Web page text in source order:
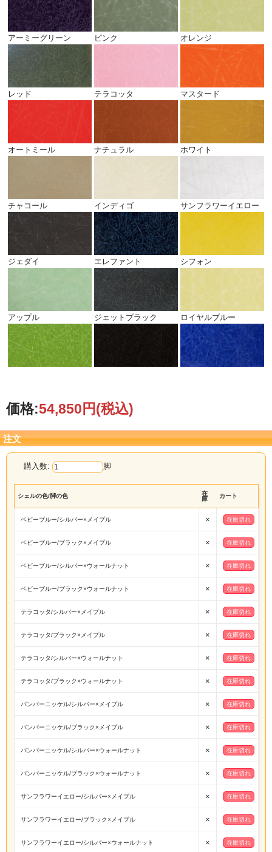
アーミーグリーン ピンク オレンジ
レッド テラコッタ マスタード
オートミール ナチュラル ホワイト
チャコール インディゴ サンフラワーイエロー
ジェダイ エレファント シフォン
アップル ジェットブラック ロイヤルブルー
価格:54,850円(税込)
注文
購入数: 脚
シェルの色/脚の色
在
庫
カート
ベビーブルー/シルバー×メイプル × 在庫切れ
ベビーブルー/ブラック×メイプル × 在庫切れ
ベビーブルー/シルバー×ウォールナット × 在庫切れ
ベビーブルー/ブラック×ウォールナット × 在庫切れ
テラコッタ/シルバー×メイプル × 在庫切れ
テラコッタ/ブラック×メイプル × 在庫切れ
テラコッタ/シルバー×ウォールナット × 在庫切れ
テラコッタ/ブラック×ウォールナット × 在庫切れ
パンパーニッケル/シルバー×メイプル × 在庫切れ
パンパーニッケル/ブラック×メイプル × 在庫切れ
パンパーニッケル/シルバー×ウォールナット × 在庫切れ
パンパーニッケル/ブラック×ウォールナット × 在庫切れ
サンフラワーイエロー/シルバー×メイプル × 在庫切れ
サンフラワーイエロー/ブラック×メイプル × 在庫切れ
サンフラワーイエロー/シルバー×ウォールナット × 在庫切れ